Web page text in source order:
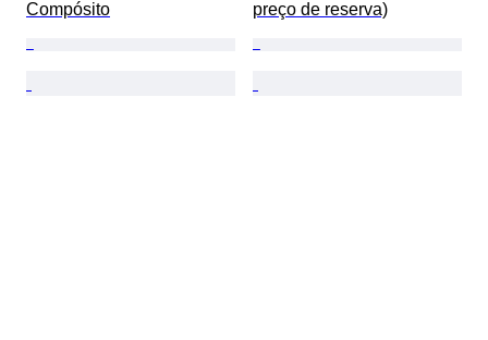
Compósito
preço de reserva)